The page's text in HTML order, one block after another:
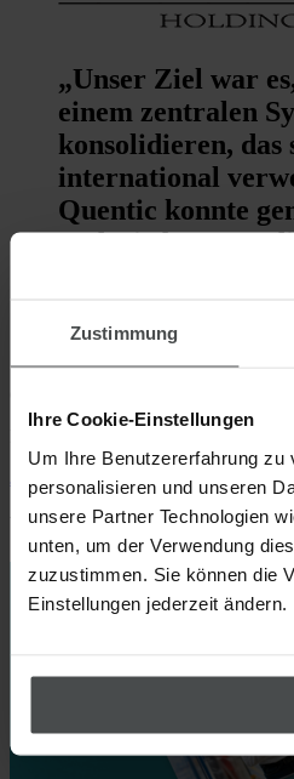
Zustimmung
Ihre Cookie-Einstellungen
Um Ihre Benutzererfahrung zu
personalisieren und unseren
unsere Partner Technologien
unten, um der Verwendung
zuzustimmen. Sie können die
Einstellungen jederzeit ändern.
„Unser Ziel war
einem zentralen
konsolidieren, das
international
Quentic konnte
und wir bereuen
Heinz Mayr, Legal
Erleben Sie Quentic live an Ihrem
Jetzt anfordern
Weitere Beiträge, die Sie